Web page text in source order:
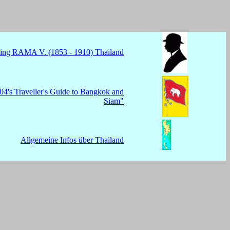
RAMA V. (1853 - 1910) Thailand
Traveller's Guide to Bangkok and
Siam"
Allgemeine Infos über Thailand